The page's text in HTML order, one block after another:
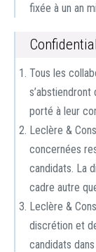
fixée à un an
Tous les
porté à leur
Leclère &
concernées
candidats. La
cadre autre
Leclère &
discrétion et
candidats